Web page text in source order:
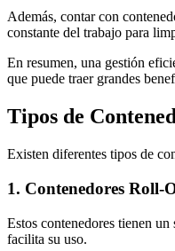
Además, contar con
constante del trabajo para
En resumen, una gestión
que puede traer grandes
Tipos de
Existen diferentes tipos de
1. Contenedores Roll-
Estos contenedores tienen
facilita su uso.